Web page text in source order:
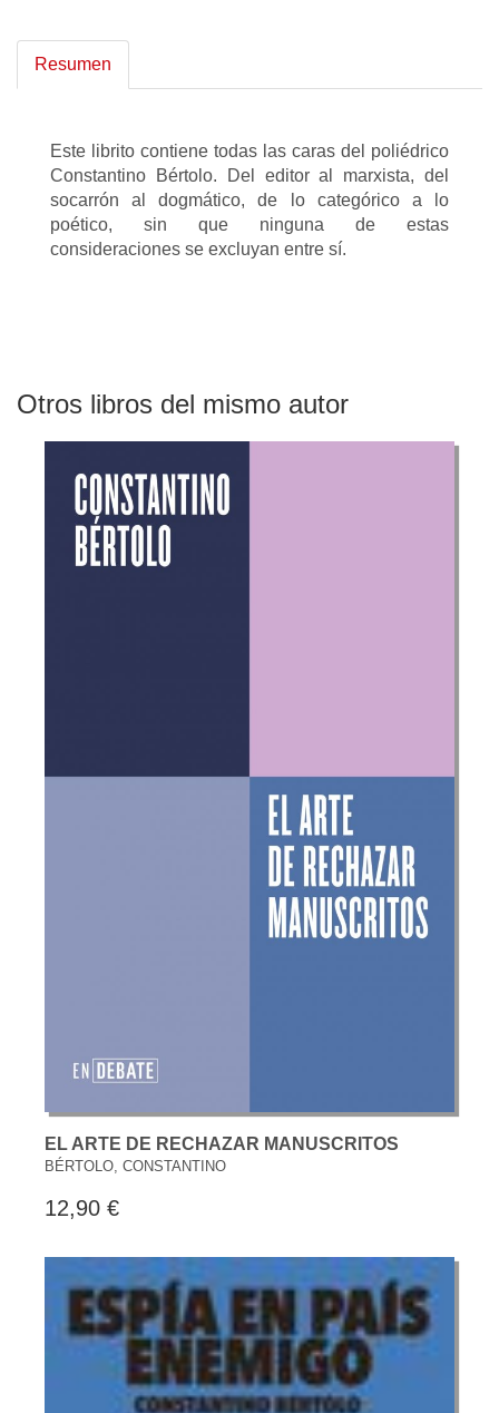
Resumen
Este librito contiene todas las caras del poliédrico
Constantino Bértolo. Del editor al marxista, del
socarrón al dogmático, de lo categórico a lo
poético, sin que ninguna de estas
consideraciones se excluyan entre sí.
Otros libros del mismo autor
EL ARTE DE RECHAZAR MANUSCRITOS
BÉRTOLO, CONSTANTINO
12,90 €